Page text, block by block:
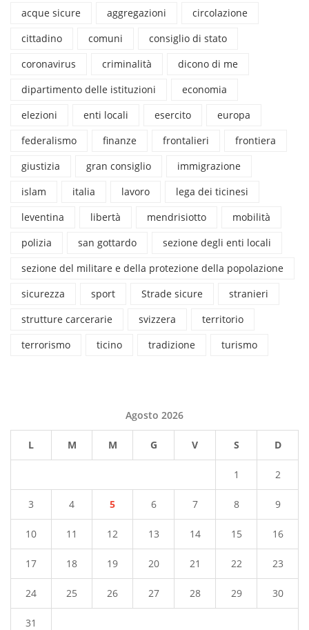
acque sicure aggregazioni
circolazione
cittadino
comuni
consiglio di stato
coronavirus
criminalità
dicono di me
dipartimento delle istituzioni
economia
elezioni
enti locali esercito
europa
federalismo
finanze frontalieri
frontiera
giustizia
gran consiglio
immigrazione
islam
italia lavoro
lega dei ticinesi
leventina
libertà mendrisiotto
mobilità
polizia
san gottardo
sezione degli enti locali
sezione del militare e della protezione della popolazione
sicurezza
sport Strade sicure
stranieri
strutture carcerarie
svizzera
territorio
terrorismo
ticino tradizione turismo
Agosto 2026
L M M G V S D
1 2
3 4 5 6 7 8 9
10 11 12 13 14 15 16
17 18 19 20 21 22 23
24 25 26 27 28 29 30
31